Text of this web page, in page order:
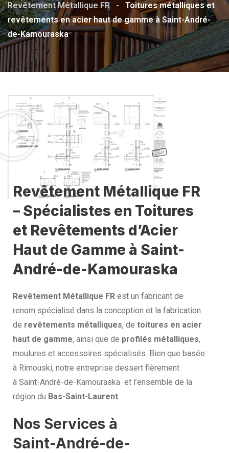
Revêtement Métallique FR -
Toitures métalliques et
revêtements en acier haut de gamme à Saint-André-
de-Kamouraska
Revêtement Métallique FR
– Spécialistes en Toitures
et Revêtements d’Acier
Haut de Gamme à Saint-
André-de-Kamouraska
Revêtement Métallique FR est un fabricant de
renom spécialisé dans la conception et la fabrication
de revêtements métalliques, de toitures en acier
haut de gamme, ainsi que de profilés métalliques,
moulures et accessoires spécialisés. Bien que basée
à Rimouski, notre entreprise dessert fièrement
à Saint-André-de-Kamouraska et l’ensemble de la
région du Bas-Saint-Laurent.
Nos Services à
Saint-André-de-